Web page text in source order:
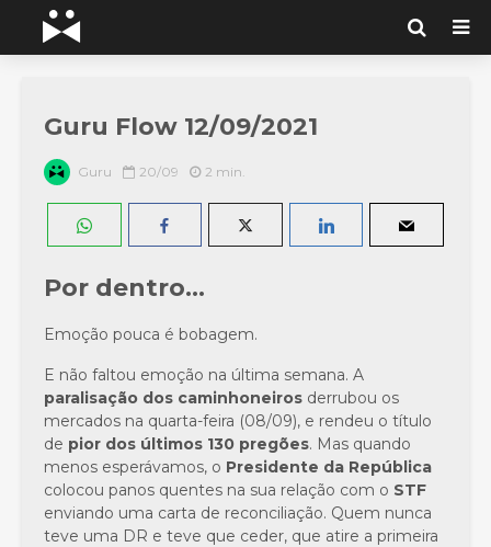
Guru Flow 12/09/2021
Guru 20/09 2 min.
Por dentro…
Emoção pouca é bobagem.
E não faltou emoção na última semana. A
paralisação dos caminhoneiros derrubou os
mercados na quarta-feira (08/09), e rendeu o título
de pior dos últimos 130 pregões. Mas quando
menos esperávamos, o Presidente da República
colocou panos quentes na sua relação com o STF
enviando uma carta de reconciliação. Quem nunca
teve uma DR e teve que ceder, que atire a primeira